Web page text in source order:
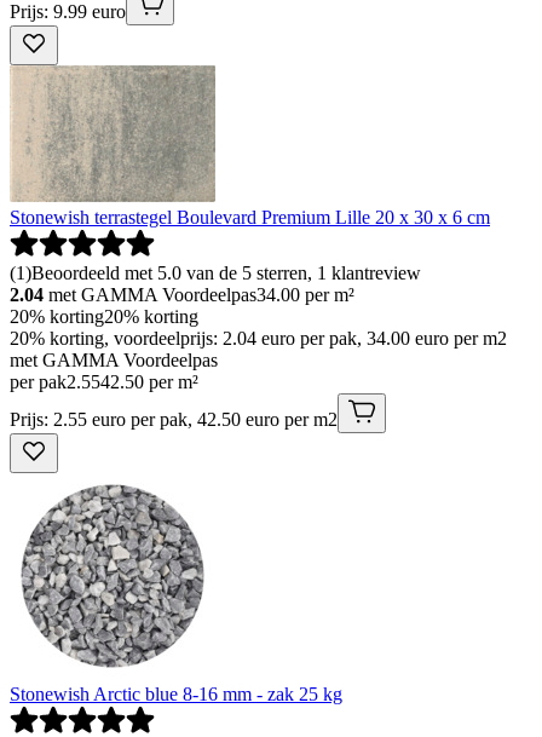
Prijs: 9.99 euro
Stonewish terrastegel Boulevard Premium Lille 20 x 30 x 6 cm
(1)Beoordeeld met 5.0 van de 5 sterren, 1 klantreview
2.04 met GAMMA Voordeelpas34.00 per m²
20% korting20% korting
20% korting, voordeelprijs: 2.04 euro per pak, 34.00 euro per m2
met GAMMA Voordeelpas
per pak2.5542.50 per m²
Prijs: 2.55 euro per pak, 42.50 euro per m2
Stonewish Arctic blue 8-16 mm - zak 25 kg